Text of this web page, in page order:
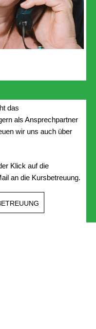
das
als Ansprechpartner
wir uns auch über
Klick auf die
an die Kursbetreuung.